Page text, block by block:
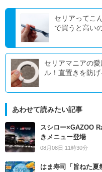
セリアってこ
で買うと高い
セリアマニアの
ル！直置きを防げ
あわせて読みたい記事
スシロー×GAZOO
きメニュー登場
08月08日 11時30分
はま寿司「旨ねた夏